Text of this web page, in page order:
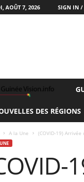
AOÛT 7, 2026 SIGN IN /
U
I
DES RÉGIONS
A la Une (COVID-19)